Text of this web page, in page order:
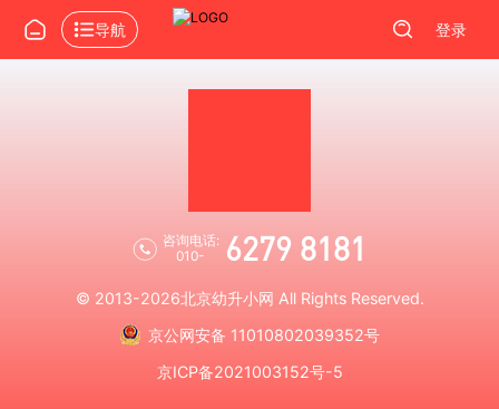
导航 登录
咨询电话:
010-
6279 8181
© 2013-2026北京幼升小网 All Rights Reserved.
京公网安备 11010802039352号
京ICP备2021003152号-5